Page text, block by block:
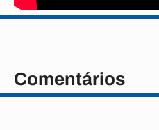
Comentários